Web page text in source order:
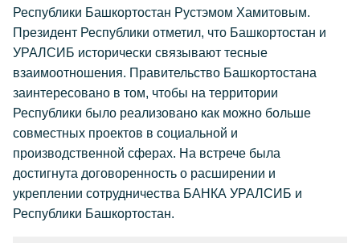
Республики Башкортостан Рустэмом Хамитовым.
Президент Республики отметил, что Башкортостан и
УРАЛСИБ исторически связывают тесные
взаимоотношения. Правительство Башкортостана
заинтересовано в том, чтобы на территории
Республики было реализовано как можно больше
совместных проектов в социальной и
производственной сферах. На встрече была
достигнута договоренность о расширении и
укреплении сотрудничества БАНКА УРАЛСИБ и
Республики Башкортостан.